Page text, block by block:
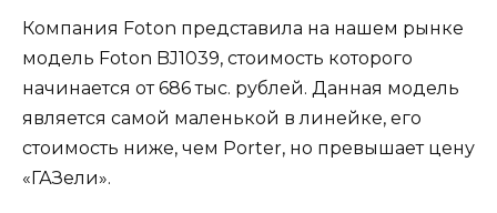
Компания Foton представила на нашем рынке
модель Foton BJ1039, стоимость которого
начинается от 686 тыс. рублей. Данная модель
является самой маленькой в линейке, его
стоимость ниже, чем Porter, но превышает цену
«ГАЗели».